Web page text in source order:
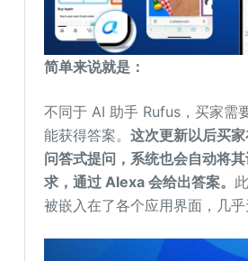
简单来说就是：
不同于 AI 助手 Rufus，买家需
能获得答案。这次更新以后买
问答式提问，系统也会自动将
求，通过 Alexa 会给出答案。
被嵌入在了各个应用界面，几乎